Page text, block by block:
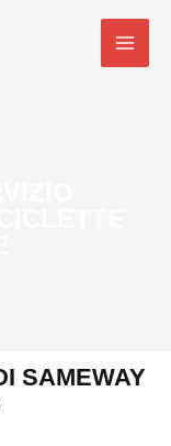
SAMEWAY